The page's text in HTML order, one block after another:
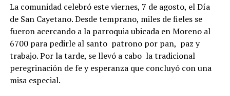
La comunidad celebró este viernes, 7 de agosto, el Día
de San Cayetano. Desde temprano, miles de fieles se
fueron acercando a la parroquia ubicada en Moreno al
6700 para pedirle al santo patrono por pan, paz y
trabajo. Por la tarde, se llevó a cabo la tradicional
peregrinación de fe y esperanza que concluyó con una
misa especial.